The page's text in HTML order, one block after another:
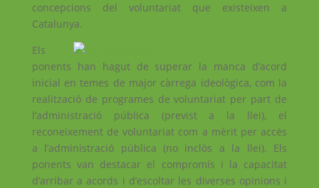
concepcions del voluntariat que existeixen a
Catalunya.
Els
ponents han hagut de superar la manca d’acord
inicial en temes de major càrrega ideològica, com la
realització de programes de voluntariat per part de
l’administració pública (previst a la llei), el
reconeixement de voluntariat com a mèrit per accés
a l’administració pública (no inclòs a la llei). Els
ponents van destacar el compromís i la capacitat
d’arribar a acords i d’escoltar les diverses opinions i